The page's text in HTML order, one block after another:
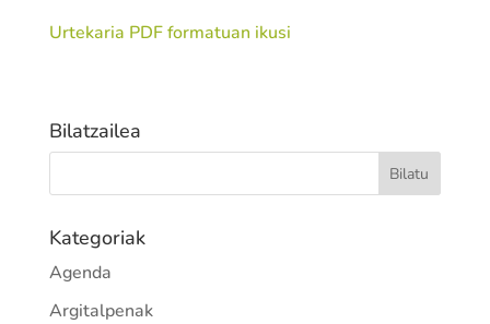
Urtekaria PDF formatuan ikusi
Bilatzailea
Kategoriak
Agenda
Argitalpenak